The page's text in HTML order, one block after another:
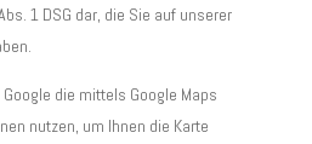
1 DSG dar, die Sie auf unserer
die mittels Google Maps
nutzen, um Ihnen die Karte